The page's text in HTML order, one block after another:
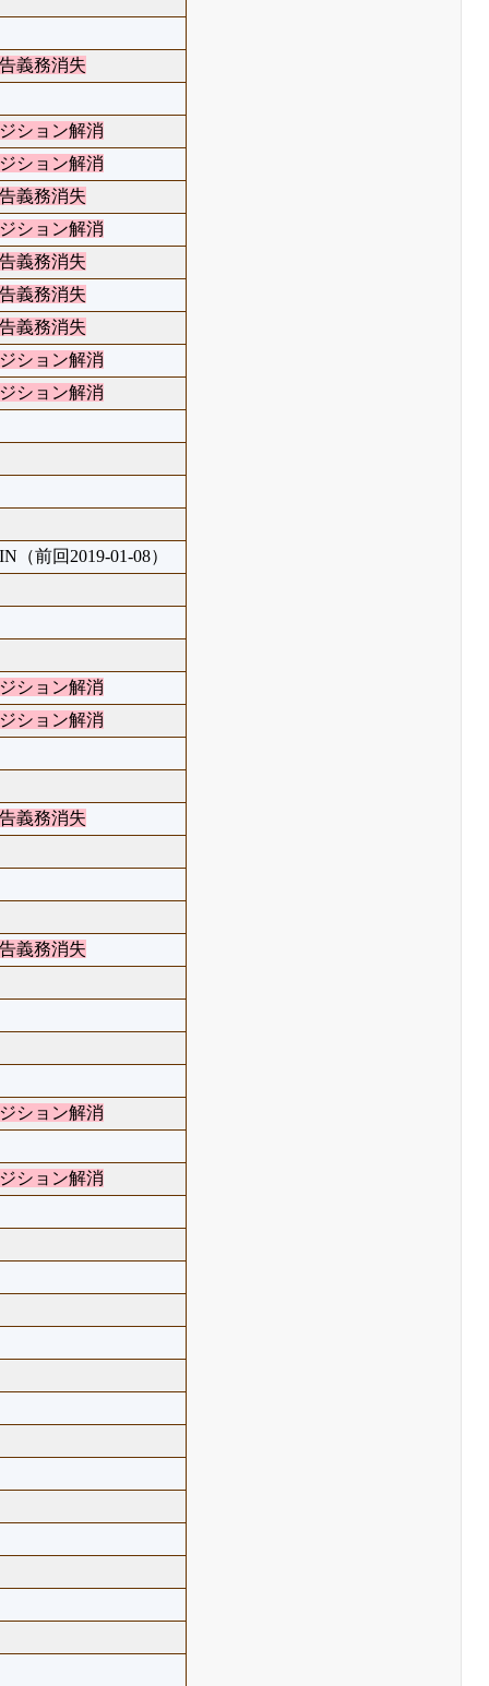
義務消失
ション解消
ション解消
義務消失
ション解消
義務消失
義務消失
義務消失
ション解消
ション解消
（前回2019-01-08）
ション解消
ション解消
義務消失
義務消失
ション解消
ション解消